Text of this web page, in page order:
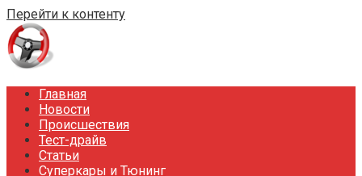
Перейти к контенту
Главная
Новости
Происшествия
Тест-драйв
Статьи
Суперкары и Тюнинг